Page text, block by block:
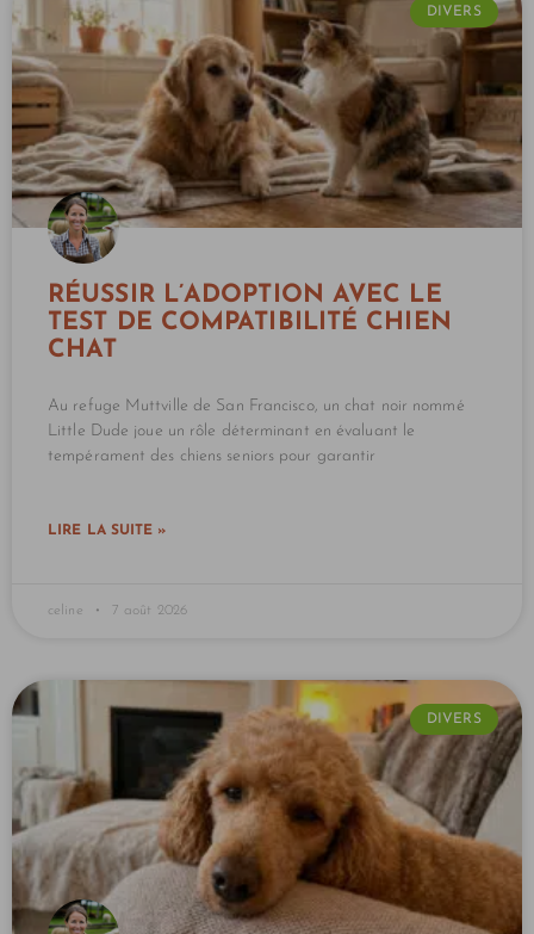
DIVERS
RÉUSSIR L’ADOPTION AVEC LE
TEST DE COMPATIBILITÉ CHIEN
CHAT
Au refuge Muttville de San Francisco, un chat noir nommé
Little Dude joue un rôle déterminant en évaluant le
tempérament des chiens seniors pour garantir
LIRE LA SUITE »
celine 7 août 2026
DIVERS